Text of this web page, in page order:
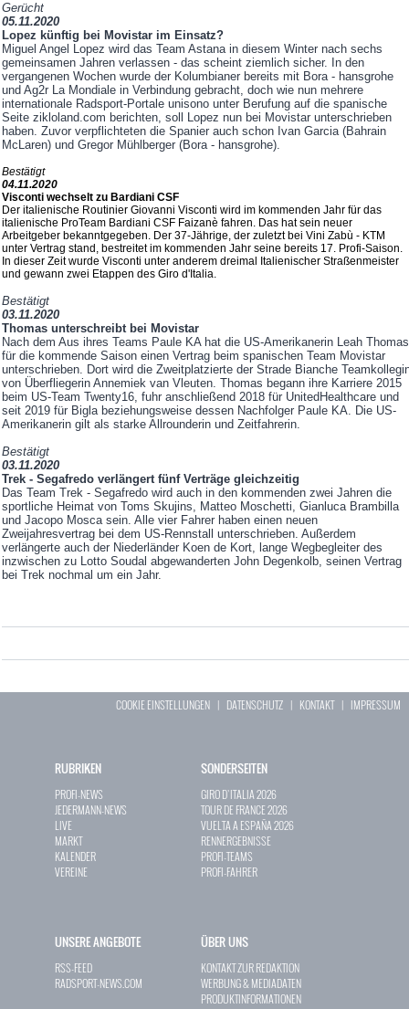
Gerücht
05.11.2020
Lopez künftig bei Movistar im Einsatz?
Miguel Angel Lopez wird das Team Astana in diesem Winter nach sechs
gemeinsamen Jahren verlassen - das scheint ziemlich sicher. In den
vergangenen Wochen wurde der Kolumbianer bereits mit Bora - hansgrohe
und Ag2r La Mondiale in Verbindung gebracht, doch wie nun mehrere
internationale Radsport-Portale unisono unter Berufung auf die spanische
Seite zikloland.com berichten, soll Lopez nun bei Movistar unterschrieben
haben. Zuvor verpflichteten die Spanier auch schon Ivan Garcia (Bahrain
McLaren) und Gregor Mühlberger (Bora - hansgrohe).
Bestätigt
04.11.2020
Visconti wechselt zu Bardiani CSF
Der italienische Routinier Giovanni Visconti wird im kommenden Jahr für das
italienische ProTeam Bardiani CSF Faizanè fahren. Das hat sein neuer
Arbeitgeber bekanntgegeben. Der 37-Jährige, der zuletzt bei Vini Zabù - KTM
unter Vertrag stand, bestreitet im kommenden Jahr seine bereits 17. Profi-Saison.
In dieser Zeit wurde Visconti unter anderem dreimal Italienischer Straßenmeister
und gewann zwei Etappen des Giro d'Italia.
Bestätigt
03.11.2020
Thomas unterschreibt bei Movistar
Nach dem Aus ihres Teams Paule KA hat die US-Amerikanerin Leah Thomas
für die kommende Saison einen Vertrag beim spanischen Team Movistar
unterschrieben. Dort wird die Zweitplatzierte der Strade Bianche
von Überfliegerin Annemiek van Vleuten. Thomas begann ihre Karriere 2015
beim US-Team Twenty16, fuhr anschließend 2018 für UnitedHealthcare und
seit 2019 für Bigla beziehungsweise dessen Nachfolger Paule KA. Die US-
Amerikanerin gilt als starke Allrounderin und Zeitfahrerin.
Bestätigt
03.11.2020
Trek - Segafredo verlängert fünf Verträge gleichzeitig
Das Team Trek - Segafredo wird auch in den kommenden zwei Jahren die
sportliche Heimat von Toms Skujins, Matteo Moschetti, Gianluca Brambilla
und Jacopo Mosca sein. Alle vier Fahrer haben einen neuen
Zweijahresvertrag bei dem US-Rennstall unterschrieben. Außerdem
verlängerte auch der Niederländer Koen de Kort, lange Wegbegleiter des
inzwischen zu Lotto Soudal abgewanderten John Degenkolb, seinen Vertrag
bei Trek nochmal um ein Jahr.
COOKIE EINSTELLUNGEN | DATENSCHUTZ | KONTAKT| IMPRESSUM
RUBRIKEN
PROFI-NEWS
JEDERMANN-NEWS
LIVE
MARKT
KALENDER
VEREINE
SONDERSEITEN
GIRO D`ITALIA 2026
TOUR DE FRANCE 2026
VUELTA A ESPAÑA 2026
RENNERGEBNISSE
PROFI-TEAMS
PROFI-FAHRER
UNSERE ANGEBOTE
RSS-FEED
RADSPORT-NEWS.COM
ÜBER UNS
KONTAKT ZUR REDAKTION
WERBUNG & MEDIADATEN
PRODUKTINFORMATIONEN